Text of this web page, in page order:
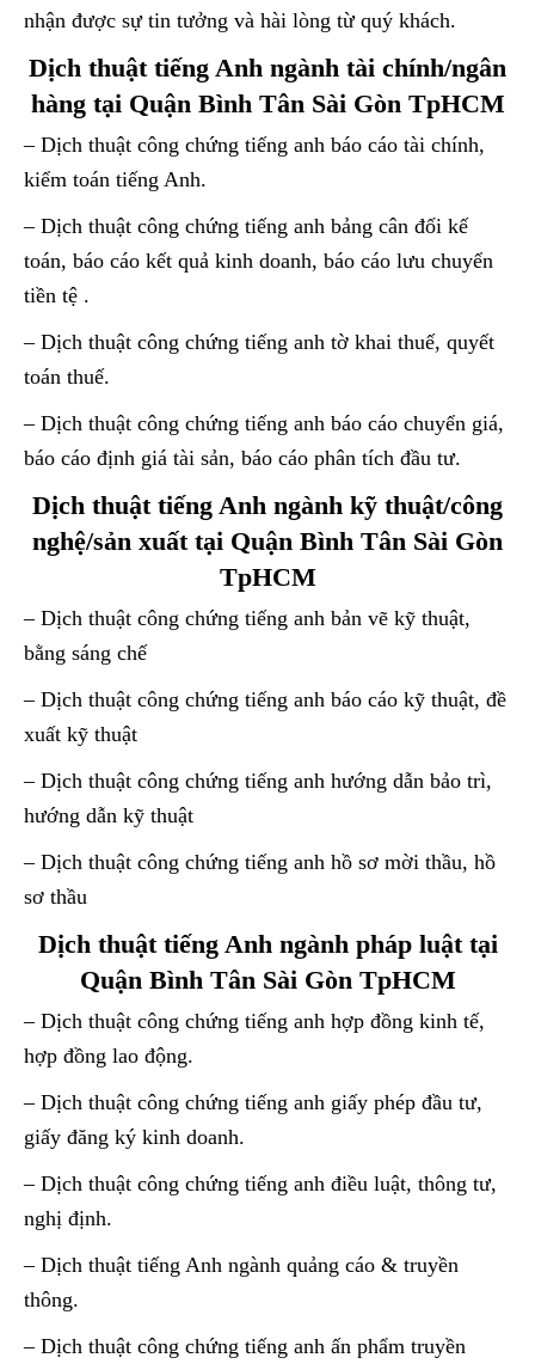
nhận được sự tin tưởng và hài lòng từ quý khách.
Dịch thuật tiếng Anh ngành tài chính/ngân
hàng tại Quận Bình Tân Sài Gòn TpHCM
– Dịch thuật công chứng tiếng anh báo cáo tài chính,
kiểm toán tiếng Anh.
– Dịch thuật công chứng tiếng anh bảng cân đối kế
toán, báo cáo kết quả kinh doanh, báo cáo lưu chuyển
tiền tệ .
– Dịch thuật công chứng tiếng anh tờ khai thuế, quyết
toán thuế.
– Dịch thuật công chứng tiếng anh báo cáo chuyển giá,
báo cáo định giá tài sản, báo cáo phân tích đầu tư.
Dịch thuật tiếng Anh ngành kỹ thuật/công
nghệ/sản xuất tại Quận Bình Tân Sài Gòn
TpHCM
– Dịch thuật công chứng tiếng anh bản vẽ kỹ thuật,
bằng sáng chế
– Dịch thuật công chứng tiếng anh báo cáo kỹ thuật, đề
xuất kỹ thuật
– Dịch thuật công chứng tiếng anh hướng dẫn bảo trì,
hướng dẫn kỹ thuật
– Dịch thuật công chứng tiếng anh hồ sơ mời thầu, hồ
sơ thầu
Dịch thuật tiếng Anh ngành pháp luật tại
Quận Bình Tân Sài Gòn TpHCM
– Dịch thuật công chứng tiếng anh hợp đồng kinh tế,
hợp đồng lao động.
– Dịch thuật công chứng tiếng anh giấy phép đầu tư,
giấy đăng ký kinh doanh.
– Dịch thuật công chứng tiếng anh điều luật, thông tư,
nghị định.
– Dịch thuật tiếng Anh ngành quảng cáo & truyền
thông.
– Dịch thuật công chứng tiếng anh ấn phẩm truyền